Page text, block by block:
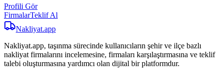
Profili Gör
FirmalarTeklif Al
Nakliyat.app
Nakliyat.app, taşınma sürecinde kullanıcıların şehir ve ilçe bazlı
nakliyat firmalarını incelemesine, firmaları karşılaştırmasına ve teklif
talebi oluşturmasına yardımcı olan dijital bir platformdur.